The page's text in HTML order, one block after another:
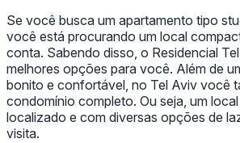
Se você busca um apartamento tipo
você está procurando um local
conta. Sabendo disso, o Residencial
melhores opções para você. Além de
bonito e confortável, no Tel Aviv você
condomínio completo. Ou seja, um
localizado e com diversas opções de
visita.